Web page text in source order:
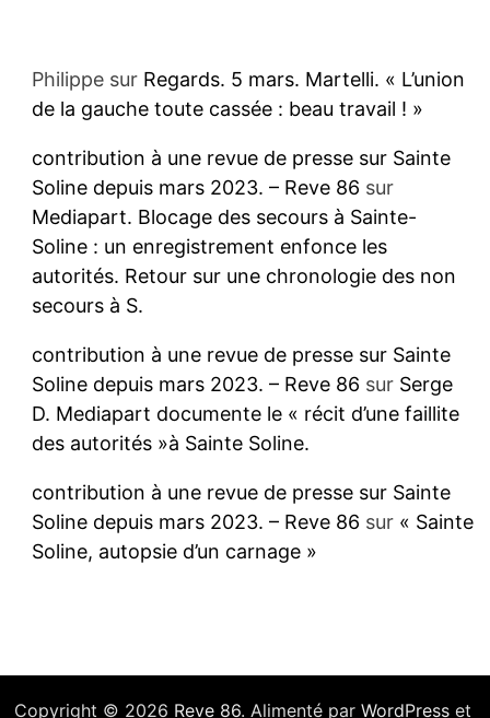
Philippesur Regards. 5 mars. Martelli. « L’union
de la gauche toute cassée : beau travail ! »
contribution à une revue de presse sur Sainte
Soline depuis mars 2023. – Reve 86 sur
Mediapart. Blocage des secours à Sainte-
Soline : un enregistrement enfonce les
autorités. Retour sur une chronologie des non
secours à S.
contribution à une revue de presse sur Sainte
Soline depuis mars 2023. – Reve 86 sur Serge
D. Mediapart documente le « récit d’une faillite
des autorités »à Sainte Soline.
contribution à une revue de presse sur Sainte
Soline depuis mars 2023. – Reve 86 sur « Sainte
Soline, autopsie d’un carnage »
Copyright © 2026 Reve 86. Alimenté par WordPresset